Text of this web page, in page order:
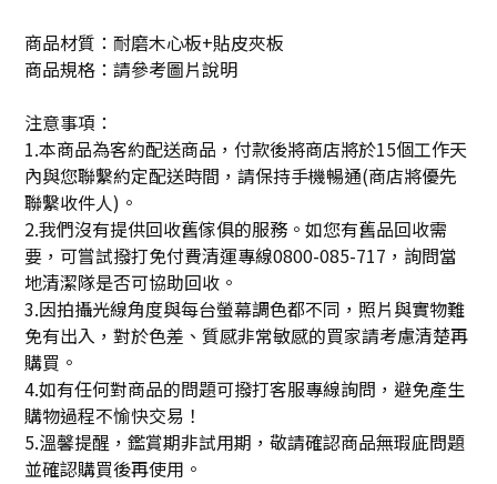
商品材質：耐磨木心板+貼皮夾板
商品規格：請參考圖片說明
注意事項：
1.本商品為客約配送商品，付款後將商店將於15個工作天
內與您聯繫約定配送時間，請保持手機暢通(商店將優先
聯繫收件人)。
2.我們沒有提供回收舊傢俱的服務。如您有舊品回收需
要，可嘗試撥打免付費清運專線0800-085-717，詢問當
地清潔隊是否可協助回收。
3.因拍攝光線角度與每台螢幕調色都不同，照片與實物難
免有出入，對於色差、質感非常敏感的買家請考慮清楚再
購買。
4.如有任何對商品的問題可撥打客服專線詢問，避免產生
購物過程不愉快交易！
5.溫馨提醒，鑑賞期非試用期，敬請確認商品無瑕庛問題
並確認購買後再使用。